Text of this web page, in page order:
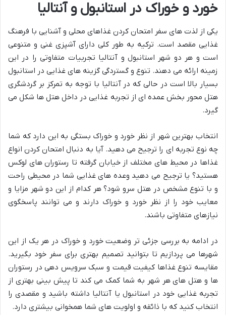
خورد و خوراک در استانبول و آنتالیا
یکی از لذت های سفر امتحان کردن غذاهای محلی و آشنایی با فرهنگ
غذایی مقصد است. ترکیه به طور کلی دارای آشپزی غنی و متنوعی
است و هر دو شهر استانبول و آنتالیا تجربیات متفاوتی را در این
زمینه ارائه می دهند. تنوع و گستردگی گزینه های غذایی در استانبول
بسیار بالا است در حالی که در آنتالیا با توجه به تمرکز بر گردشگری
هتل محور بخش عمده ای از تجربه غذایی در داخل هتل ها شکل می
گیرد.
انتخاب بهترین شهر از نظر خورد و خوراک بستگی به این دارد که شما
چه نوع تجربه ای را ترجیح می دهید. آیا به دنبال امتحان کردن انواع
غذاها در محیط های مختلف از خیابان گرفته تا رستوران های لوکس
هستید؟ یا ترجیح می دهید وعده های غذایی شما در محیطی راحت
و با تنوع مشخص در هتل سرو شود؟ هر کدام از این دو شهر مزایا و
معایب خود را از نظر خورد و خوراک دارند و می توانند پاسخگوی
نیازهای متفاوتی باشند.
در ادامه به بررسی جزئی تر وضعیت خورد و خوراک در هر یک از این
شهرها می پردازیم تا بتوانید تصمیم بهتری برای سفر خود بگیرید.
مقایسه تنوع غذاها کیفیت قیمت و سبک سرویس دهی در رستوران
ها و هتل های هر شهر به شما کمک می کند تا پیش بینی بهتری از
تجربه غذایی خود در استانبول یا آنتالیا داشته باشید و مقصدی را
انتخاب کنید که با ذائقه و اولویت های شما همخوانی بیشتری دارد.